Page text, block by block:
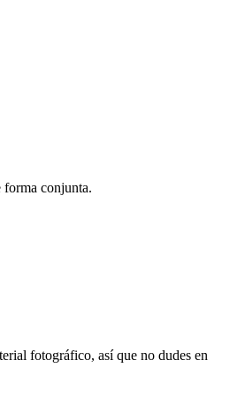
forma conjunta.
fotográfico, así que no dudes en